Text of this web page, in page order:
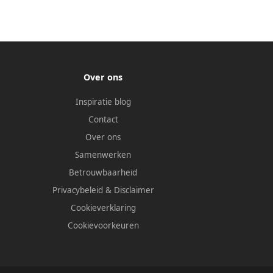
Over ons
Inspiratie blog
Contact
Over ons
Samenwerken
Betrouwbaarheid
Privacybeleid & Disclaimer
Cookieverklaring
Cookievoorkeuren